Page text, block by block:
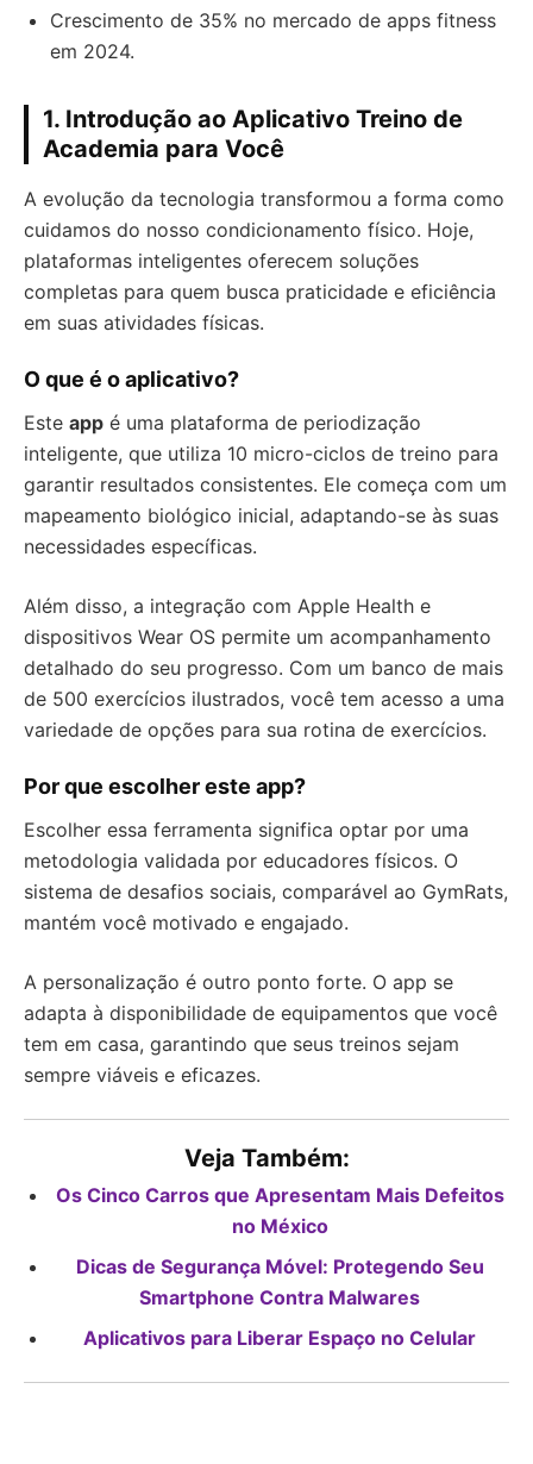
Crescimento de 35% no mercado de apps fitness
em 2024.
1. Introdução ao Aplicativo Treino de
Academia para Você
A evolução da tecnologia transformou a forma como
cuidamos do nosso condicionamento físico. Hoje,
plataformas inteligentes oferecem soluções
completas para quem busca praticidade e eficiência
em suas atividades físicas.
O que é o aplicativo?
Este app é uma plataforma de periodização
inteligente, que utiliza 10 micro-ciclos de treino para
garantir resultados consistentes. Ele começa com um
mapeamento biológico inicial, adaptando-se às suas
necessidades específicas.
Além disso, a integração com Apple Health e
dispositivos Wear OS permite um acompanhamento
detalhado do seu progresso. Com um banco de mais
de 500 exercícios ilustrados, você tem acesso a uma
variedade de opções para sua rotina de exercícios.
Por que escolher este app?
Escolher essa ferramenta significa optar por uma
metodologia validada por educadores físicos. O
sistema de desafios sociais, comparável ao GymRats,
mantém você motivado e engajado.
A personalização é outro ponto forte. O app se
adapta à disponibilidade de equipamentos que você
tem em casa, garantindo que seus treinos sejam
sempre viáveis e eficazes.
Veja Também:
Os Cinco Carros que Apresentam Mais Defeitos
no México
Dicas de Segurança Móvel: Protegendo Seu
Smartphone Contra Malwares
Aplicativos para Liberar Espaço no Celular